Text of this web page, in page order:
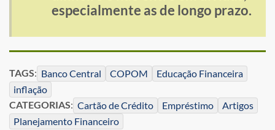
especialmente as de longo prazo.
TAGS: Banco Central COPOM
Educação Financeira
inflação
CATEGORIAS: Cartão de Crédito Empréstimo
Artigos
Planejamento Financeiro